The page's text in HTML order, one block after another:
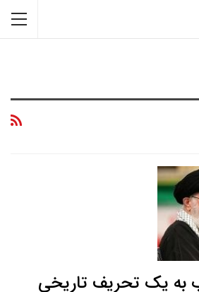
به یک تحریف تاریخی